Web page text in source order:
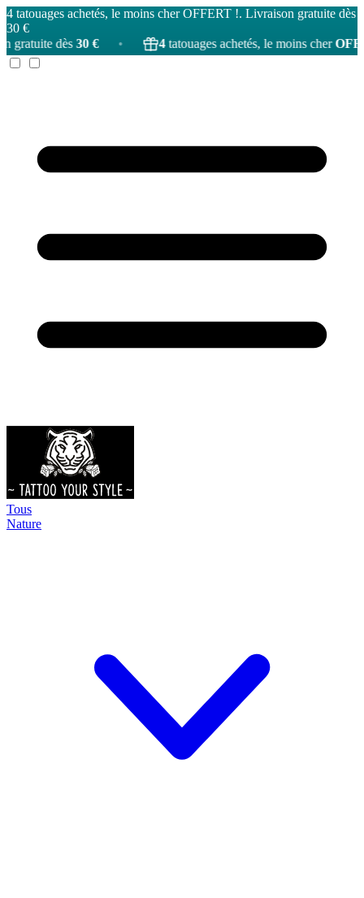
4 tatouages achetés, le moins cher OFFERT !. Livraison gratuite dès
30 €
30 € • 4 tatouages achetés, le moins cherOFFERT! •
Tous
Nature